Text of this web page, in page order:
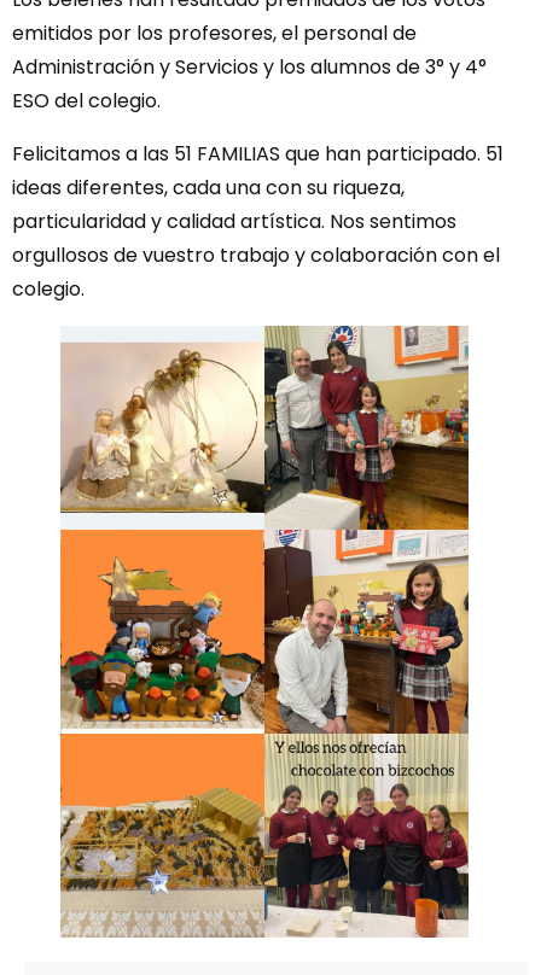
emitidos por los profesores, el personal de
Administración y Servicios y los alumnos de 3° y 4°
ESO del colegio.
Felicitamos a las 51 FAMILIAS que han participado. 51
ideas diferentes, cada una con su riqueza,
particularidad y calidad artística. Nos sentimos
orgullosos de vuestro trabajo y colaboración con el
colegio.